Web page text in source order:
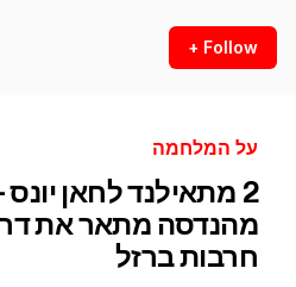
+ Follow
על המלחמה
2 מתאילנד לחאן
מהנדסה מתאר את
חרבות ברזל